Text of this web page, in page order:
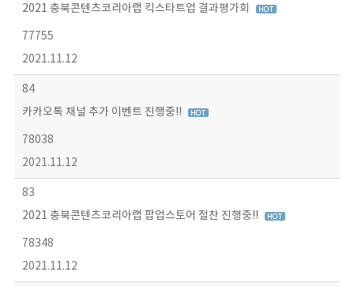
2021 충북콘텐츠코리아랩 킥스타트업 결과평가회
77755
2021.11.12
84
카카오톡 채널 추가 이벤트 진행중!!
78038
2021.11.12
83
2021 충북콘텐츠코리아랩 팝업스토어 절찬 진행중!!
78348
2021.11.12